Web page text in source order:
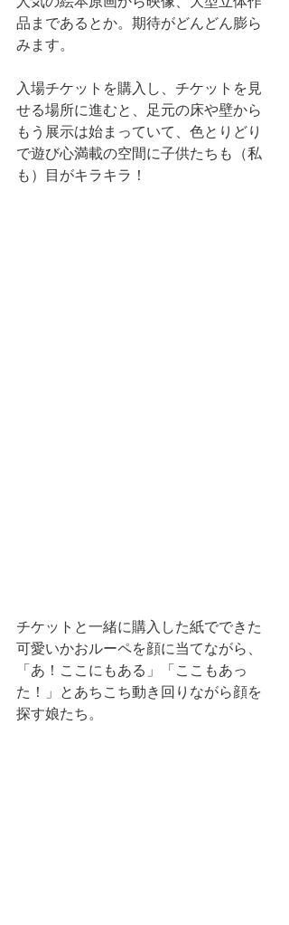
品まであるとか。期待がどんどん膨ら
みます。
入場チケットを購入し、チケットを見
せる場所に進むと、足元の床や壁から
もう展示は始まっていて、色とりどり
で遊び心満載の空間に子供たちも（私
も）目がキラキラ！
チケットと一緒に購入した紙でできた
可愛いかおルーペを顔に当てながら、
「あ！ここにもある」「ここもあっ
た！」とあちこち動き回りながら顔を
探す娘たち。